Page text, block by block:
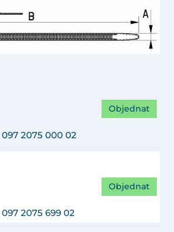
097 2075 000 02
Objednat
097 2075 699 02
Objednat